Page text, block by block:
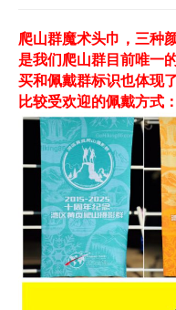
爬山群魔术头巾，三种
是我们爬山群目前唯一
买和佩戴群标识也体现
比较受欢迎的佩戴方式